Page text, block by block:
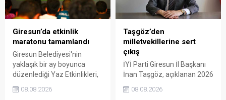
Giresun’da etkinlik
maratonu tamamlandı
Giresun Belediyesi'nin
yaklaşık bir ay boyunca
düzenlediği Yaz Etkinlikleri,
binlerce vatandaşı kültür,
sanat ve eğlenceyle
08.08.2026
Taşgöz’den
milletvekillerine sert
çıkış
İYİ Parti Giresun İl Başkanı
İnan Taşgöz, açıklanan 2026
yılı fındık alım fiyatı
üzerinden iktidar
08.08.2026